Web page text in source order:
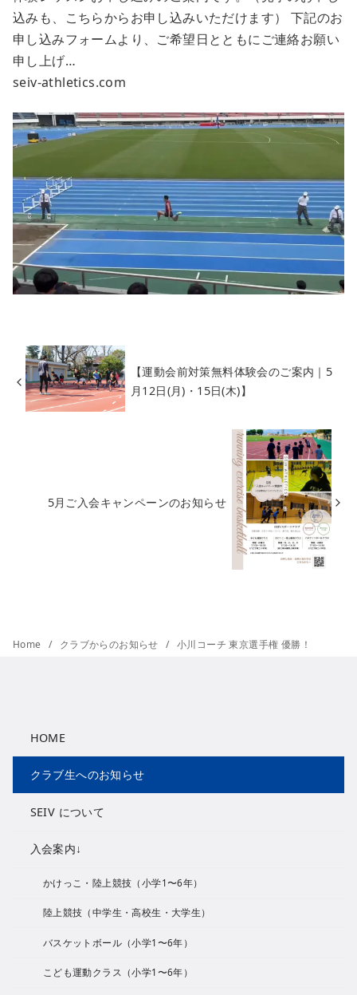
込みも、こちらからお申し込みいただけます） 下記のお
申し込みフォームより、ご希望日とともにご連絡お願い
申し上げ…
seiv-athletics.com
【運動会前対策無料体験会のご案内｜5
月12日(月)・15日(木)】
5月ご入会キャンペーンのお知らせ
Home クラブからのお知らせ 小川コーチ 東京選手権 優勝！
HOME
クラブ生へのお知らせ
SEIV について
入会案内↓
かけっこ・陸上競技（小学1〜6年）
陸上競技（中学生・高校生・大学生）
バスケットボール（小学1〜6年）
こども運動クラス（小学1〜6年）